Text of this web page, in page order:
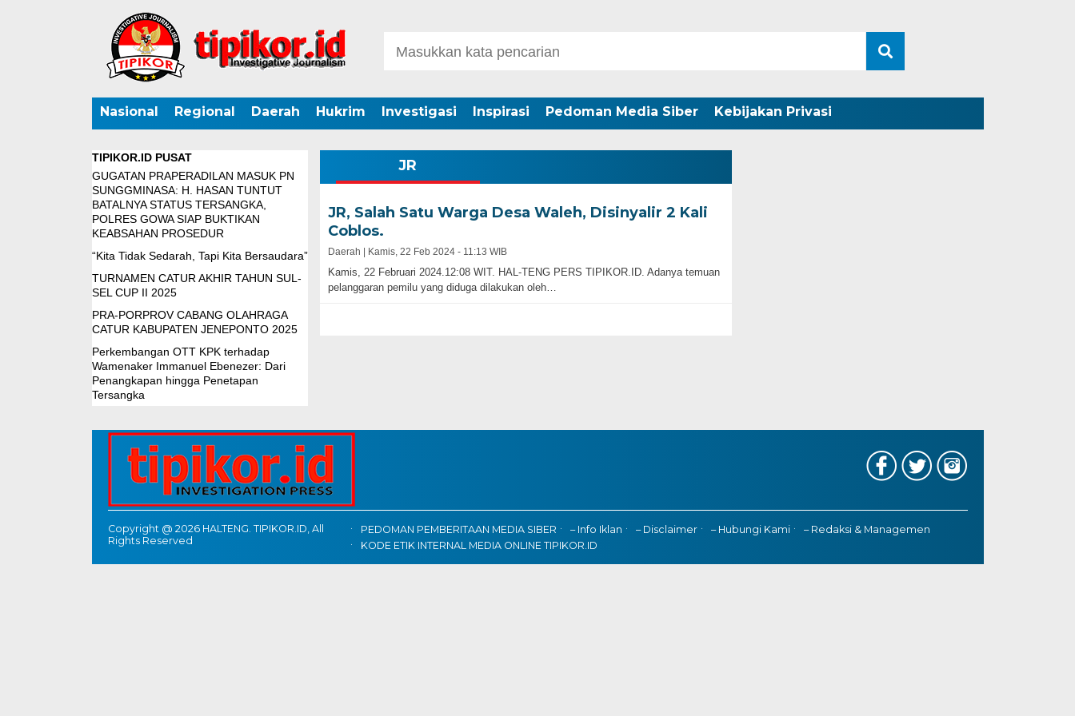
Nasional Regional Daerah Hukrim Investigasi Inspirasi Pedoman Media Siber Kebijakan Privasi
TIPIKOR.ID PUSAT
GUGATAN PRAPERADILAN MASUK PN
SUNGGMINASA: H. HASAN TUNTUT
BATALNYA STATUS TERSANGKA,
POLRES GOWA SIAP BUKTIKAN
KEABSAHAN PROSEDUR
“Kita Tidak Sedarah, Tapi Kita Bersaudara”
TURNAMEN CATUR AKHIR TAHUN SUL-
SEL CUP II 2025
PRA-PORPROV CABANG OLAHRAGA
CATUR KABUPATEN JENEPONTO 2025
Perkembangan OTT KPK terhadap
Wamenaker Immanuel Ebenezer: Dari
Penangkapan hingga Penetapan
Tersangka
JR
JR, Salah Satu Warga Desa Waleh, Disinyalir 2 Kali
Coblos.
Daerah | Kamis, 22 Feb 2024 - 11:13 WIB
Kamis, 22 Februari 2024.12:08 WIT. HAL-TENG PERS TIPIKOR.ID. Adanya temuan
pelanggaran pemilu yang diduga dilakukan oleh…
Copyright @ 2026 HALTENG. TIPIKOR.ID, All
Rights Reserved
PEDOMAN PEMBERITAAN MEDIA SIBER – Info Iklan – Disclaimer – Hubungi Kami
– Redaksi & Managemen
KODE ETIK INTERNAL MEDIA ONLINE TIPIKOR.ID